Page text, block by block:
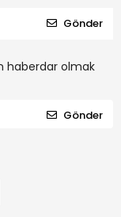
Gönder
haberdar olmak
Gönder